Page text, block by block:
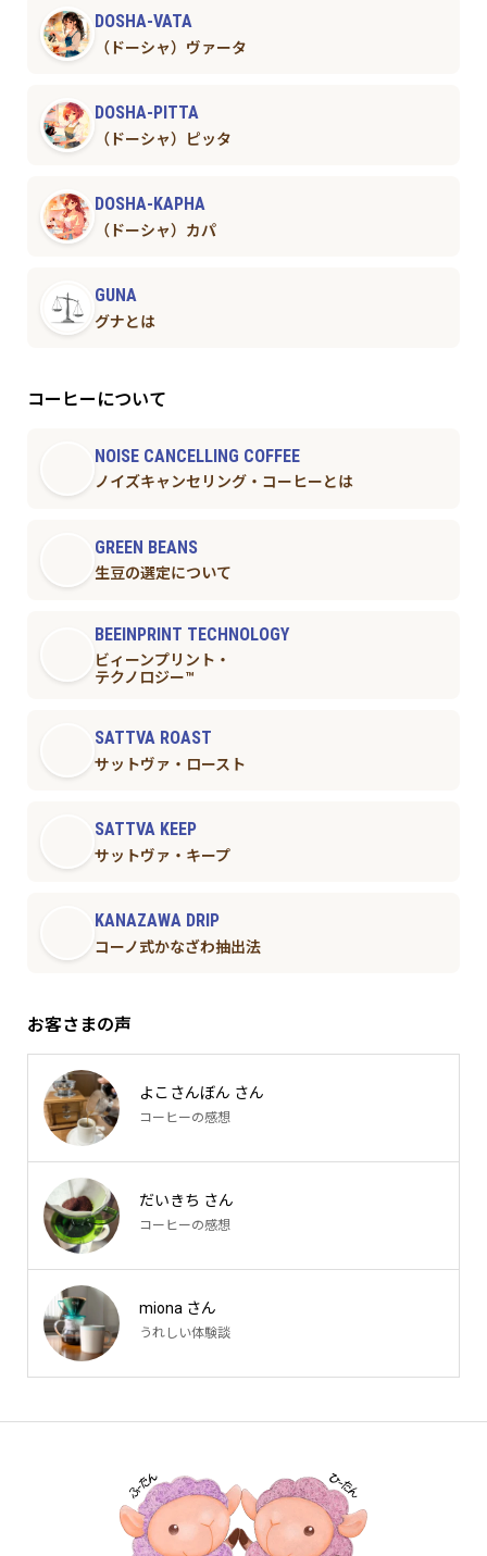
DOSHA-VATA
（ドーシャ）ヴァータ
DOSHA-PITTA
（ドーシャ）ピッタ
DOSHA-KAPHA
（ドーシャ）カパ
GUNA
グナとは
コーヒーについて
NOISE CANCELLING COFFEE
ノイズキャンセリング・コーヒーとは
GREEN BEANS
生豆の選定について
BEEINPRINT TECHNOLOGY
ビィーンプリント・
テクノロジー™︎
SATTVA ROAST
サットヴァ・ロースト
SATTVA KEEP
サットヴァ・キープ
KANAZAWA DRIP
コーノ式かなざわ抽出法
お客さまの声
よこさんぼん さん
コーヒーの感想
だいきち さん
コーヒーの感想
miona さん
うれしい体験談